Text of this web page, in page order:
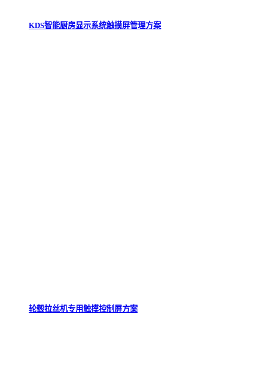
KDS智能厨房显示系统触摸屏管理方案
轮毂拉丝机专用触摸控制屏方案